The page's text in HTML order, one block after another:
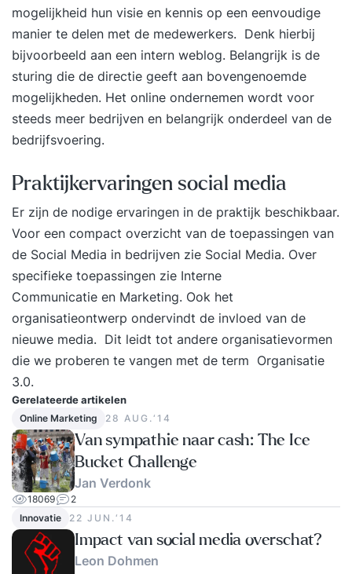
mogelijkheid hun visie en kennis op een eenvoudige
manier te delen met de medewerkers. Denk hierbij
bijvoorbeeld aan een intern weblog. Belangrijk is de
sturing die de directie geeft aan bovengenoemde
mogelijkheden. Het online ondernemen wordt voor
steeds meer bedrijven en belangrijk onderdeel van de
bedrijfsvoering.
Praktijkervaringen social media
Er zijn de nodige ervaringen in de praktijk beschikbaar.
Voor een compact overzicht van de toepassingen van
de Social Media in bedrijven zie Social Media. Over
specifieke toepassingen zie Interne
Communicatie en Marketing. Ook het
organisatieontwerp ondervindt de invloed van de
nieuwe media. Dit leidt tot andere organisatievormen
die we proberen te vangen met de term Organisatie
3.0.
Gerelateerde artikelen
Online Marketing 28 AUG.‘14
Van sympathie naar cash: The Ice
Bucket Challenge
Jan Verdonk
18069
2
Innovatie
22 JUN.‘14
Impact van social media overschat?
Leon Dohmen